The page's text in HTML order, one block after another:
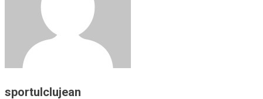
sportulclujean